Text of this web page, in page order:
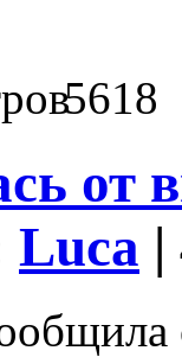
5618
от
Luca